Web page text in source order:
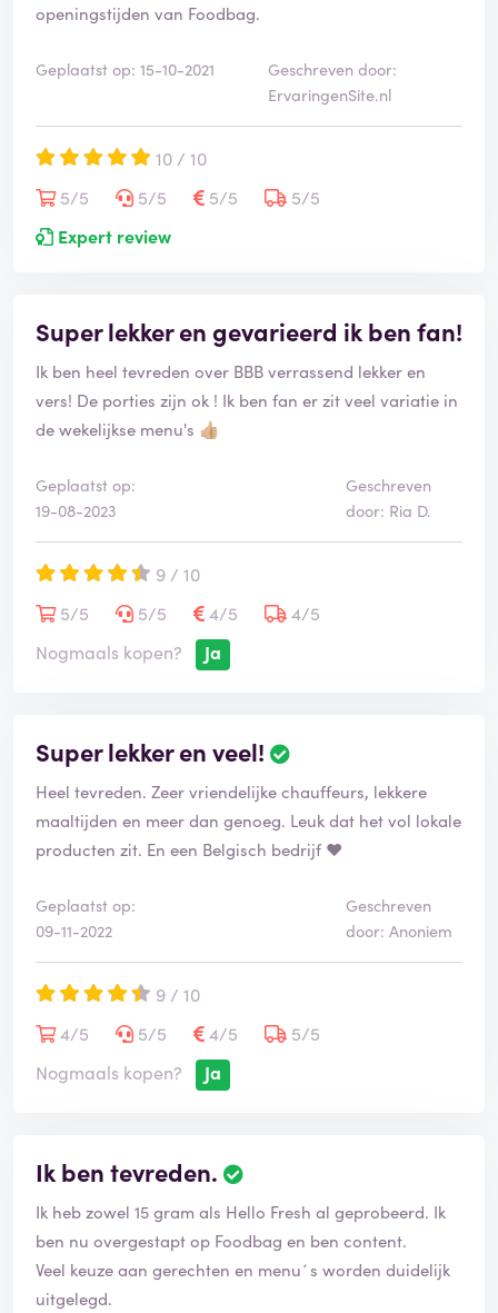
openingstijden van Foodbag.
Geplaatst op: 15-10-2021
Geschreven door:
ErvaringenSite.nl
10 / 10
5/5
5/5 5/5
5/5
Expert review
Super lekker en gevarieerd ik ben fan!
Ik ben heel tevreden over BBB verrassend lekker en
vers! De porties zijn ok ! Ik ben fan er zit veel variatie in
de wekelijkse menu's 👍🏼
Geplaatst op:
19-08-2023
Geschreven
door: Ria D.
9 / 10
5/5
5/5 4/5
4/5
Nogmaals kopen?
Ja
Super lekker en veel!
Heel tevreden. Zeer vriendelijke chauffeurs, lekkere
maaltijden en meer dan genoeg. Leuk dat het vol lokale
producten zit. En een Belgisch bedrijf ♥️
Geplaatst op:
09-11-2022
Geschreven
door: Anoniem
9 / 10
4/5
5/5 4/5
5/5
Nogmaals kopen?
Ja
Ik ben tevreden.
Ik heb zowel 15 gram als Hello Fresh al geprobeerd. Ik
ben nu overgestapt op Foodbag en ben content.
Veel keuze aan gerechten en menu´s worden duidelijk
uitgelegd.